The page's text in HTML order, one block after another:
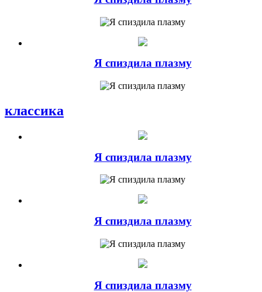
Я спиздила плазму
классика
Я спиздила плазму
Я спиздила плазму
Я спиздила плазму